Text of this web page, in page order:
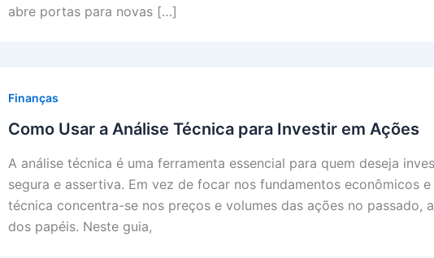
abre portas para novas […]
Finanças
Como Usar a Análise Técnica para Investir em Ações
A análise técnica é uma ferramenta essencial para quem deseja
segura e assertiva. Em vez de focar nos fundamentos econômicos
técnica concentra-se nos preços e volumes das ações no
dos papéis. Neste guia,